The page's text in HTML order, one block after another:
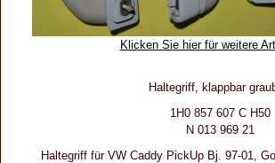
Klicken Sie hier für weitere
Haltegriff, klappbar
1H0 857 607 C H50
N 013 969 21
Haltegriff für VW Caddy PickUp Bj. 97-01,